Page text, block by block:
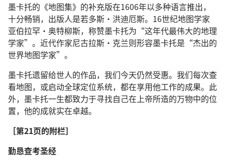
墨卡托的《地图集》的补充版在1606年以多种语言推出，
十分畅销，出版人是若多斯·洪迪厄斯。16世纪地图学家
亚伯拉罕·奥特柳斯，称赞墨卡托为“这年代最伟大的地理
学家”。近代作家尼古拉斯·克兰则形容墨卡托是“杰出的
世界地图学家”。
墨卡托遗留给世人的作品，我们今天仍然受惠。我们每次查
看地图，或启动全球定位系统，都在享用他工作的成果。此
外，墨卡托一生都致力于寻找自己在上帝所造的万物中的位
置，他的成就实在卓越。
［第21页的附栏］
勤恳查考圣经